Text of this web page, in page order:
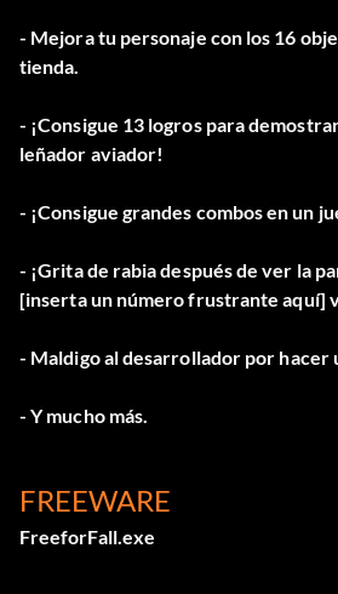
- Mejora tu personaje con los 16
tienda.
- ¡Consigue 13 logros para
leñador aviador!
- ¡Consigue grandes combos en un
- ¡Grita de rabia después de ver la
[inserta un número frustrante aquí]
- Maldigo al desarrollador por hacer
- Y mucho más.
FREEWARE
FreeforFall.exe